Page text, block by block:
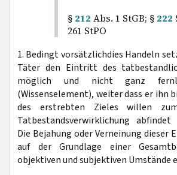
§ 212 Abs. 1 StGB; § 222
261 StPO
1. Bedingt vorsätzlichdies Handeln
Täter den Eintritt des
möglich und nicht ganz
(Wissenselement), weiter dass er ihn
des erstrebten Zieles willen
Tatbestandsverwirklichung abfindet
Die Bejahung oder Verneinung dieser
auf der Grundlage einer
objektiven und subjektiven Umstände